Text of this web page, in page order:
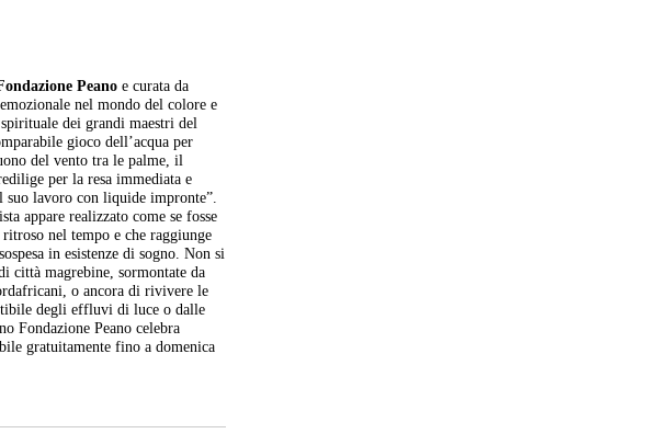
Peano e curata da
nel mondo del colore e
dei grandi maestri del
gioco dell’acqua per
del vento tra le palme, il
per la resa immediata e
suo lavoro con liquide impronte”.
appare realizzato come se fosse
nel tempo e che raggiunge
in esistenze di sogno. Non si
città magrebine, sormontate da
o ancora di rivivere le
degli effluvi di luce o dalle
Fondazione Peano celebra
gratuitamente fino a domenica